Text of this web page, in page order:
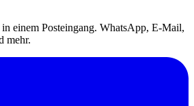
einem Posteingang. WhatsApp, E-Mail,
mehr.